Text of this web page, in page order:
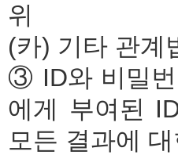
위
(카) 기타 관계
③ ID와 비밀번
에게 부여된
모든 결과에